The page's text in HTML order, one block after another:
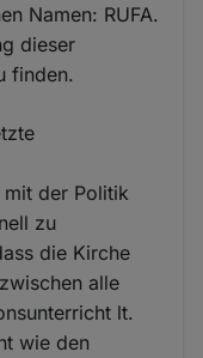
Namen: RUFA.
dieser
finden.
der Politik
zu
die Kirche
alle
lt.
wie den